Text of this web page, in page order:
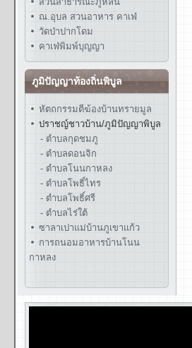
ณ.อุบล สวนอาหาร คาเฟ่
วัดป่าปากโดม
คาเฟ่พิมพ์บุญญา
ภูมิปัญญาท้องถิ่นพิบูล
หัตถกรรมตีฆ้องบ้านทรายมูล
ปราชญ์ชาวบ้าน/ภูมิปัญญาพิบูล
- ตำบลกุดชมภู
- ตำบลดอนจิก
- ตำบลโนนกาหลง
- ตำบลโพธิ์ไทร
- ตำบลโพธิ์ศรี
- ตำบลไร่ใต้
ซาลาเปาแม่บ้านภูเขาแก้ว
การถนอมอาหารบ้านโนน
กาหลง